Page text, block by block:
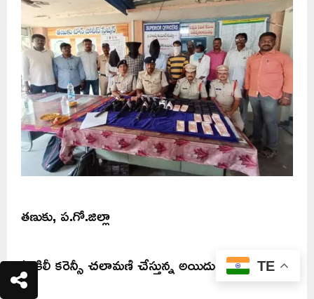
తణుకు, ప.గో.జిల్లా
*నకిలీ కరెన్సీ చలామణి చేస్తున్న అయిదుగురు అరెస్టు*
TE